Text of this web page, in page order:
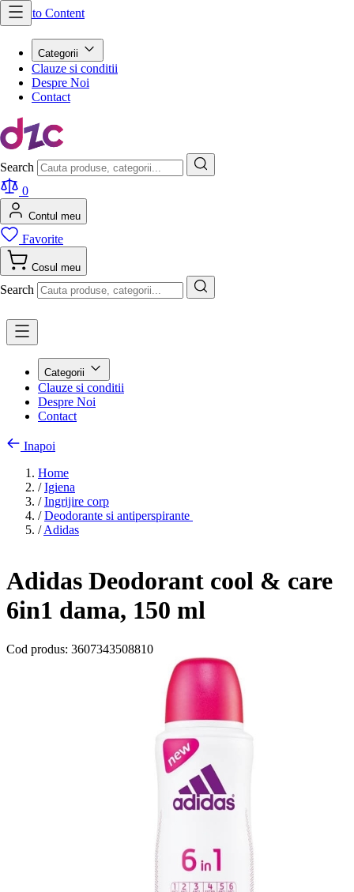
Skip to Content
Categorii
Clauze si conditii
Despre Noi
Contact
Search
0
Contul meu
Favorite
Cosul meu
Search
Categorii
Clauze si conditii
Despre Noi
Contact
Inapoi
Home
/ Igiena
/ Ingrijire corp
/ Deodorante si antiperspirante
/ Adidas
Adidas Deodorant cool & care
6in1 dama, 150 ml
Cod produs: 3607343508810